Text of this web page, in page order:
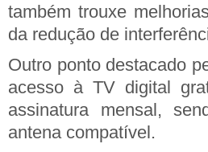
também trouxe
da redução de
Outro ponto destacado
acesso à TV digital
assinatura mensal,
antena compatível.